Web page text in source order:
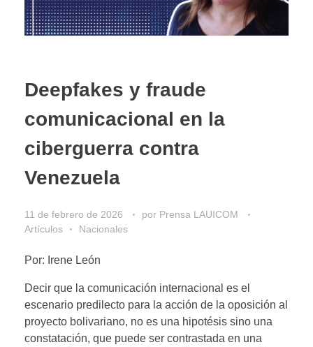
Deepfakes y fraude
comunicacional en la
ciberguerra contra
Venezuela
11 de febrero de 2026 por Prensa LAUICOM
Artículos
Nacionales
Por: Irene León
Decir que la comunicación internacional es el
escenario predilecto para la acción de la oposición al
proyecto bolivariano, no es una hipotésis sino una
constatación, que puede ser contrastada en una